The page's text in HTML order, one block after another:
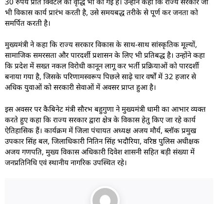
भी विकास कार्य प्रारंभ करती है, उसे समयबद्ध तरीके से पूर्ण कर जनता को
समर्पित करती है।
मुख्यमंत्री ने कहा कि राज्य सरकार विकास के साथ-साथ सांस्कृतिक मूल्यों,
सामाजिक समरसता और पारदर्शी प्रशासन के लिए भी प्रतिबद्ध है। उन्होंने कहा
कि प्रदेश में सख्त नकल विरोधी कानून लागू कर भर्ती प्रक्रियाओं को पारदर्शी
बनाया गया है, जिसके परिणामस्वरूप पिछले साढ़े चार वर्षों में 32 हजार से
अधिक युवाओं को सरकारी सेवाओं में अवसर प्राप्त हुआ है।
इस अवसर पर कैबिनेट मंत्री सौरभ बहुगुणा ने मुख्यमंत्री धामी का आभार व्यक्त
करते हुए कहा कि राज्य सरकार द्वारा क्षेत्र के विकास हेतु किए जा रहे कार्य
ऐतिहासिक हैं। कार्यक्रम में जिला पंचायत अध्यक्ष अजय मौर्य, ब्लॉक प्रमुख
उपकार सिंह बल, जिलाधिकारी नितिन सिंह भदौरिया, वरिष्ठ पुलिस अधीक्षक
अजय गणपति, मुख्य विकास अधिकारी दिवेश शासनी सहित बड़ी संख्या में
जनप्रतिनिधि एवं स्थानीय नागरिक उपस्थित रहे।